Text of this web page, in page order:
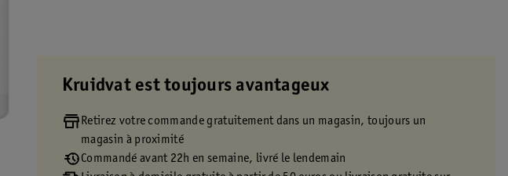
Kruidvat est toujours avantageux
Retirez votre commande gratuitement dans un magasin, toujours un
magasin à proximité
Commandé avant 22h en semaine, livré le lendemain